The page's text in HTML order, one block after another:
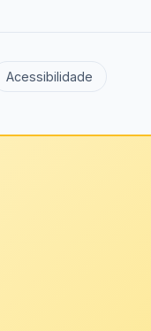
Acessibilidade